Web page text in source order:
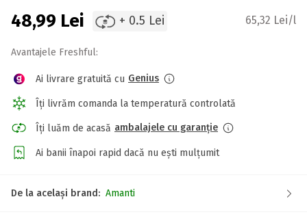
48,99 Lei + 0.5 Lei 65,32 Lei/l
Avantajele Freshful:
Ai livrare gratuită cu Genius
Îți livrăm comanda la temperatură controlată
Îți luăm de acasă ambalajele cu garanție
Ai banii înapoi rapid dacă nu ești mulțumit
De la același brand: Amanti